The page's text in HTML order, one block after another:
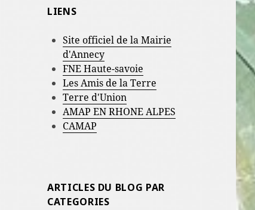
LIENS
Site officiel de la Mairie
d'Annecy
FNE Haute-savoie
Les Amis de la Terre
Terre d'Union
AMAP EN RHONE ALPES
CAMAP
ARTICLES DU BLOG PAR
CATEGORIES